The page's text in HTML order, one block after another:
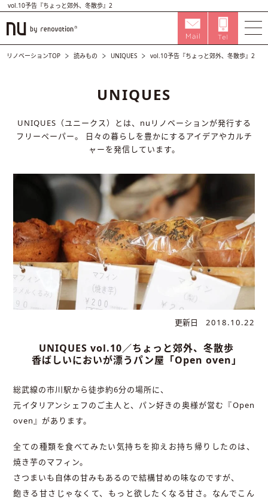
vol.10予告『ちょっと郊外、冬散歩』2
リノベーションTOP 読みもの UNIQUES vol.10予告『ちょっと郊外、冬散歩』2
UNIQUES
UNIQUES（ユニークス）とは、nuリノベーションが発行する
フリーペーパー。
日々の暮らしを豊かにするアイデアやカルチ
ャーを発信しています。
更新日 2018.10.22
UNIQUES vol.10／ちょっと郊外、冬散歩
香ばしいにおいが漂うパン屋「Open oven」
総武線の市川駅から徒歩約6分の場所に、
元イタリアンシェフのご主人と、パン好きの奥様が営む『Open
oven』があります。
全ての種類を食べてみたい気持ちを抑えお持ち帰りしたのは、
焼き芋のマフィン。
さつまいも自体の甘みもあるので結構甘めの味なのですが、
飽きる甘さじゃなくて、もっと欲したくなる甘さ。なんでこん